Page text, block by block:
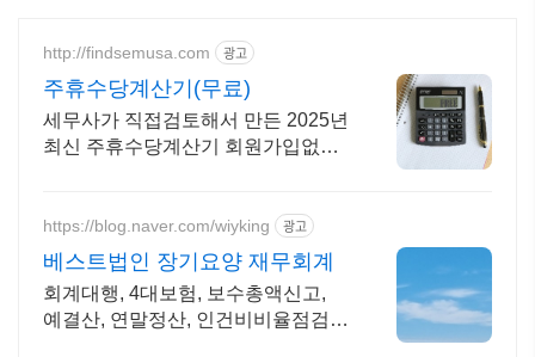
http://findsemusa.com 광고
주휴수당계산기(무료)
세무사가 직접검토해서 만든 2025년
최신 주휴수당계산기 회원가입없이
https://blog.naver.com/wiyking 광고
베스트법인 장기요양 재무회계
회계대행, 4대보험, 보수총액신고,
예결산, 연말정산, 인건비비율점검,